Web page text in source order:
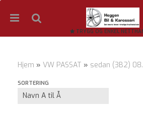
TRYGG OG ENKEL
Hjem » VW PASSAT » sedan (3B2)
SORTERING